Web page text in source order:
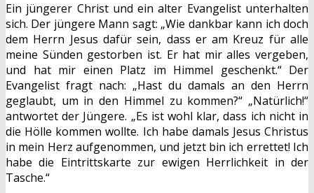
Ein jüngerer Christ und ein alter Evangelist unterhalten
sich. Der jüngere Mann sagt: „Wie dankbar kann ich doch
dem Herrn Jesus dafür sein, dass er am Kreuz für alle
meine Sünden gestorben ist. Er hat mir alles vergeben,
und hat mir einen Platz im Himmel geschenkt.“ Der
Evangelist fragt nach: „Hast du damals an den Herrn
geglaubt, um in den Himmel zu kommen?“ „Natürlich!“
antwortet der Jüngere. „Es ist wohl klar, dass ich nicht in
die Hölle kommen wollte. Ich habe damals Jesus Christus
in mein Herz aufgenommen, und jetzt bin ich errettet! Ich
habe die Eintrittskarte zur ewigen Herrlichkeit in der
Tasche.“